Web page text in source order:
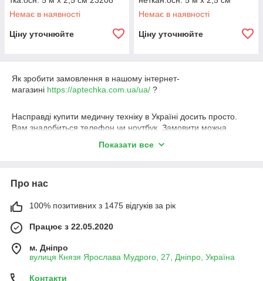
Немає в наявності
Ціну уточнюйте
Немає в наявності
Ціну уточнюйте
Як зробити замовлення в нашому інтернет-
магазині https://aptechka.com.ua/ua/ ?
Насправді купити медичну техніку в Україні досить просто.
Вам знадобиться телефон чи ноутбук. Замовити можна,
нашому сайті або переходьте на посилання до нашого сайту
Зайдіть на головну сторінку сайту,
Виберіть у каталозі потрібний розділ товарів,
Натисніть на значок продукту,
Показати все
Про нас
100% позитивних з 1475 відгуків за рік
Працює з 22.05.2020
м. Дніпро
вулиця Князя Ярослава Мудрого, 27, Дніпро, Україна
Контакти